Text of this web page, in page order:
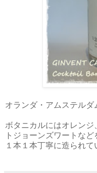
オランダ・アムステルダ
ボタニカルにはオレン
トジョーンズワートなど
１本１本丁寧に造られて